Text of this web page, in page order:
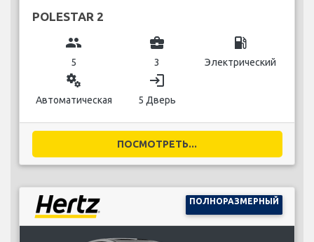
POLESTAR 2
group
5
business_center
3
local_gas_station
Электрический
miscellaneous_services
Автоматическая
login
5 Дверь
ПОСМОТРЕТЬ...
ПОЛНОРАЗМЕРНЫЙ